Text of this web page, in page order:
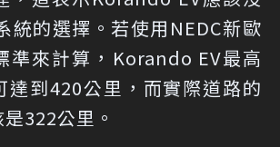
統的選擇。若使用NEDC新歐
準來計算，Korando EV最高
達到420公里，而實際道路的
322公里。